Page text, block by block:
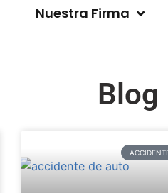
Nuestra Firma
Blog